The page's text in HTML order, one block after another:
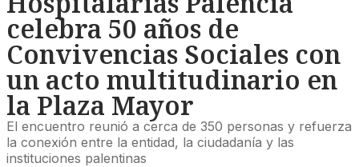
celebra 50 años de
Convivencias Sociales con
un acto multitudinario en
la Plaza Mayor
El encuentro reunió a cerca de 350 personas y refuerza
la conexión entre la entidad, la ciudadanía y las
instituciones palentinas